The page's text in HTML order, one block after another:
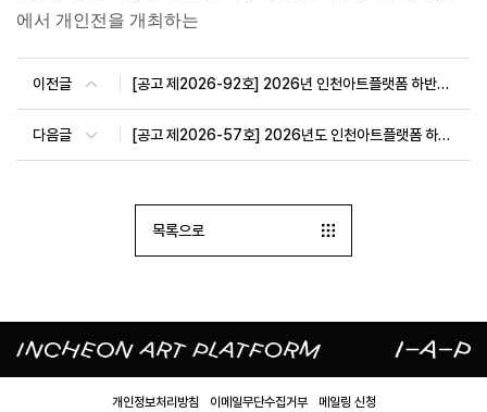
에서 개인전을 개최하는
이전글 [공고 제2026-92호] 2026년 인천아트플랫폼 하반기 정기대관 심의 결과 공고
다음글 [공고 제2026-57호] 2026년도 인천아트플랫폼 하반기 정기대관 공고
목록으로
개인정보처리방침 이메일무단수집거부 메일링 신청